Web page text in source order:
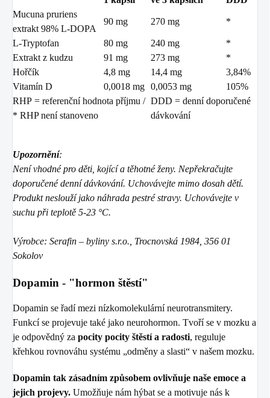
Mucuna pruriens
extrakt 98% L-DOPA
90 mg 270 mg *
L-Tryptofan 80 mg 240 mg
*
Extrakt z kudzu
91 mg 273 mg
*
Hořčík
4,8 mg 14,4 mg
3,84%
Vitamín D
0,0018 mg 0,0053 mg
105%
RHP = referenční hodnota příjmu /
* RHP není stanoveno
DDD = denní doporučené
dávkování
Upozornění:
Není vhodné pro děti, kojící a těhotné ženy. Nepřekračujte
doporučené denní dávkování. Uchovávejte mimo dosah dětí.
Produkt neslouží jako náhrada pestré stravy. Uchovávejte v
suchu při teplotě 5-23 °C.
Výrobce: Serafin – byliny s.r.o., Trocnovská 1984, 356 01
Sokolov
Dopamin - "hormon štěstí"
Dopamin se řadí mezi nízkomolekulární neurotransmitery.
Funkcí se projevuje také jako neurohormon. Tvoří se v mozku a
je odpovědný za pocity pocity štěstí a radosti, reguluje
křehkou rovnováhu systému „odměny a slasti“ v našem mozku.
Dopamin tak zásadním způsobem ovlivňuje naše emoce a
jejich projevy. Umožňuje nám hýbat se a motivuje nás k